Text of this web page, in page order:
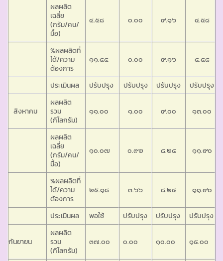
ผลผลิต
เฉลี่ย
(กรัม/คน/
มื้อ)
๔.๕๘ ๐.๐๐ ๙.๑๖ ๔.๕๘
%ผลผลิตที่
ได้/ความ
ต้องการ
๑๑.๔๕ ๐.๐๐ ๙.๑๖ ๔.๕๘
ประเมินผล ปรับปรุง ปรับปรุง ปรับปรุง ปรับปรุง
สิงหาคม
ผลผลิต
รวม
(กิโลกรัม)
๑๑.๐๐ ๑.๐๐ ๙.๐๐ ๑๓.๐๐
ผลผลิต
เฉลี่ย
(กรัม/คน/
มื้อ)
๑๐.๐๗ ๐.๙๒ ๘.๒๔ ๑๑.๙๐
%ผลผลิตที่
ได้/ความ
ต้องการ
๒๕.๑๘ ๓.๖๖ ๘.๒๔ ๑๑.๙๐
ประเมินผล พอใช้ ปรับปรุง ปรับปรุง ปรับปรุง
กันยายน
ผลผลิต
รวม
(กิโลกรัม)
๓๗.๐๐ ๐.๐๐ ๑๐.๐๐ ๑๕.๐๐